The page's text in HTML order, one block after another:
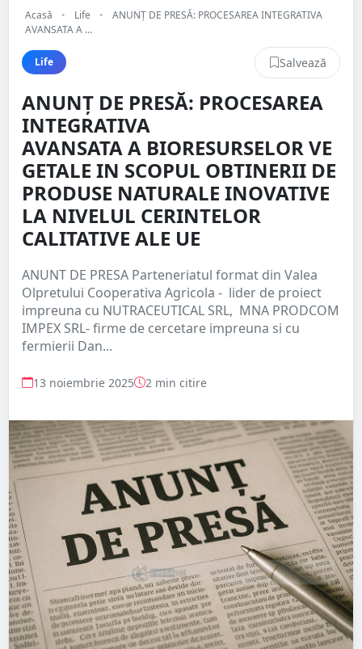
Acasă • Life •
ANUNȚ DE PRESĂ: PROCESAREA INTEGRATIVA
AVANSATA A ...
Life Salvează
ANUNȚ DE PRESĂ: PROCESAREA
INTEGRATIVA
AVANSATA A BIORESURSELOR VE
GETALE IN SCOPUL OBTINERII DE
PRODUSE NATURALE INOVATIVE
LA NIVELUL CERINTELOR
CALITATIVE ALE UE
ANUNT DE PRESA Parteneriatul format din Valea
Olpretului Cooperativa Agricola - lider de proiect
impreuna cu NUTRACEUTICAL SRL, MNA PRODCOM
IMPEX SRL- firme de cercetare impreuna si cu
fermierii Dan...
13 noiembrie 2025 2 min citire